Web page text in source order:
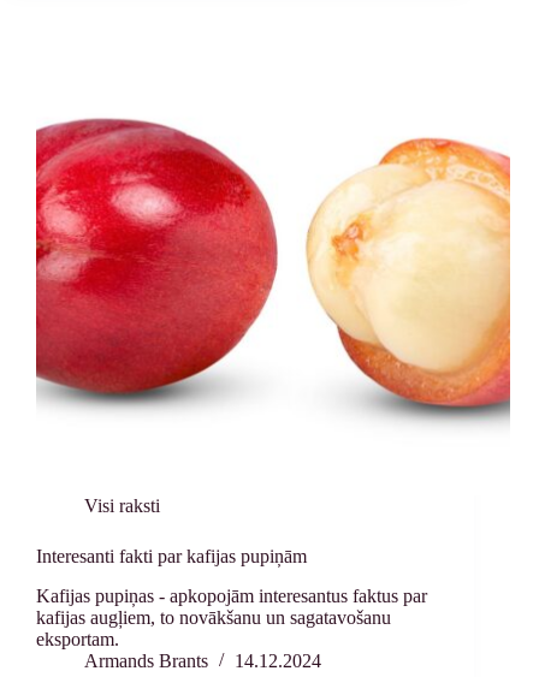
Visi raksti
Interesanti fakti par kafijas pupiņām
Kafijas pupiņas - apkopojām interesantus faktus par
kafijas augļiem, to novākšanu un sagatavošanu
eksportam.
Armands Brants
14.12.2024